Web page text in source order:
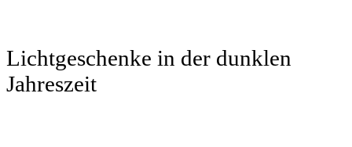
Lichtgeschenke in der dunklen
Jahreszeit